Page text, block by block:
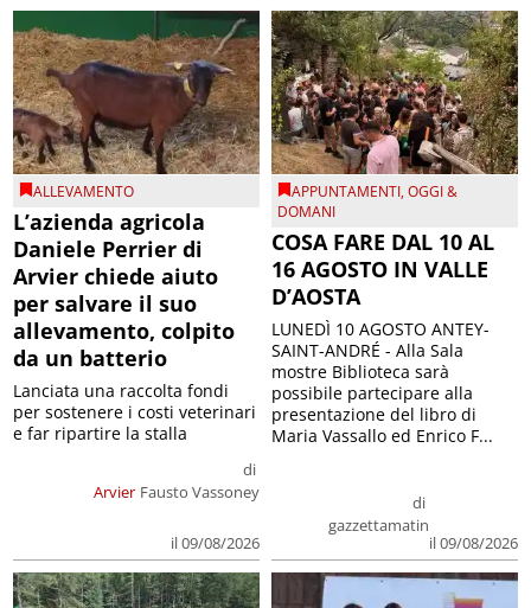
ALLEVAMENTO
L’azienda agricola
Daniele Perrier di
Arvier chiede aiuto
per salvare il suo
allevamento, colpito
da un batterio
Arvier
di
Fausto Vassoney
il 09/08/2026
Lanciata una raccolta fondi
per sostenere i costi veterinari
e far ripartire la stalla
APPUNTAMENTI,OGGI &
DOMANI
COSA FARE DAL 10 AL
16 AGOSTO IN VALLE
D’AOSTA
di
gazzettamatin
il 09/08/2026
LUNEDÌ 10 AGOSTO ANTEY-
SAINT-ANDRÉ - Alla Sala
mostre Biblioteca sarà
possibile partecipare alla
presentazione del libro di
Maria Vassallo ed Enrico F...